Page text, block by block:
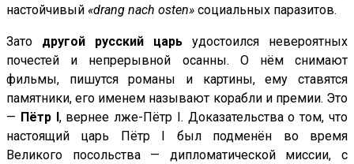
настойчивый «drang nach osten» социальных паразитов.
Зато другой русский царь удостоился невероятных
почестей и непрерывной осанны. О нём снимают
фильмы, пишутся романы и картины, ему ставятся
памятники, его именем называют корабли и премии. Это
— Пётр , вернее лже-Пётр I. Доказательства о том, что
настоящий царь Пётр I был подменён во время
Великого посольства — дипломатической миссии, с